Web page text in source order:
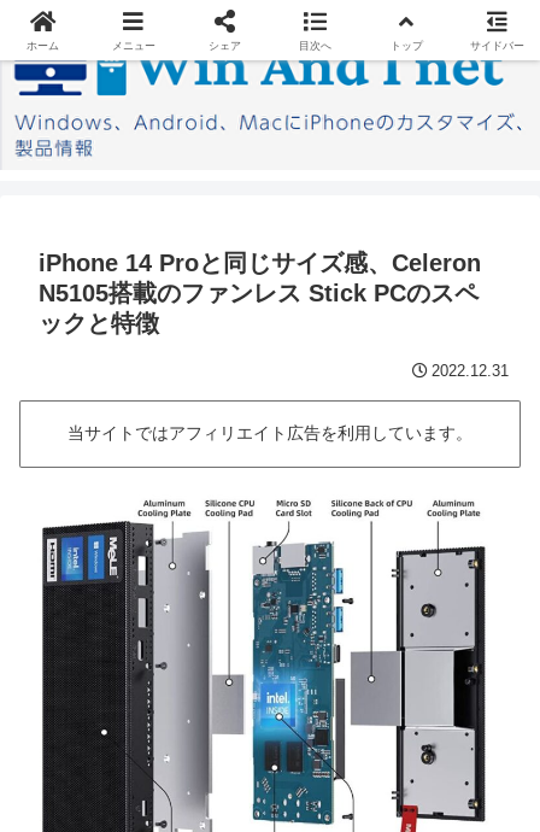
iPhone 14 Proと同じサイズ感、Celeron
N5105搭載のファンレス Stick PCのスペ
ックと特徴
2022.12.31
当サイトではアフィリエイト広告を利用しています。
ホーム メニュー シェア 目次へ トップ サイドバー